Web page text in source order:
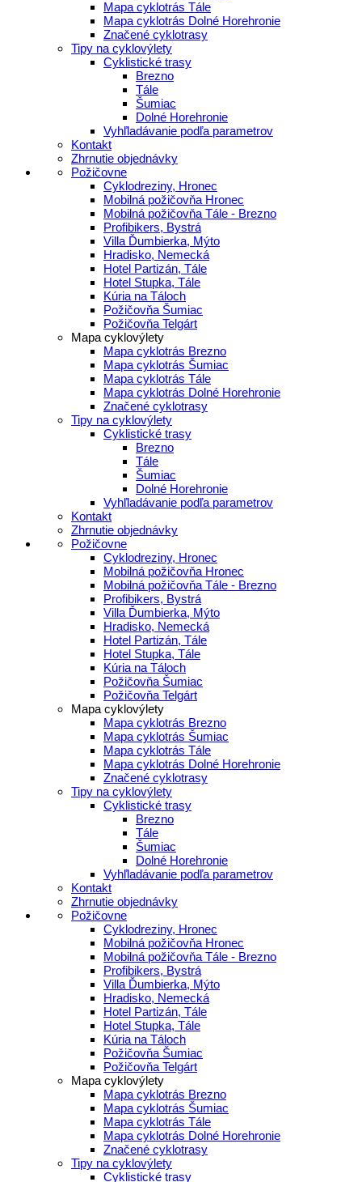
Mapa cyklotrás Tále
Mapa cyklotrás Dolné Horehronie
Značené cyklotrasy
Tipy na cyklovýlety
Cyklistické trasy
Brezno
Tále
Šumiac
Dolné Horehronie
Vyhľladávanie podľa parametrov
Kontakt
Zhrnutie objednávky
Požičovne
Cyklodreziny, Hronec
Mobilná požičovňa Hronec
Mobilná požičovňa Tále - Brezno
Profibikers, Bystrá
Villa Ďumbierka, Mýto
Hradisko, Nemecká
Hotel Partizán, Tále
Hotel Stupka, Tále
Kúria na Táloch
Požičovňa Šumiac
Požičovňa Telgárt
Mapa cyklovýlety
Mapa cyklotrás Brezno
Mapa cyklotrás Šumiac
Mapa cyklotrás Tále
Mapa cyklotrás Dolné Horehronie
Značené cyklotrasy
Tipy na cyklovýlety
Cyklistické trasy
Brezno
Tále
Šumiac
Dolné Horehronie
Vyhľladávanie podľa parametrov
Kontakt
Zhrnutie objednávky
Požičovne
Cyklodreziny, Hronec
Mobilná požičovňa Hronec
Mobilná požičovňa Tále - Brezno
Profibikers, Bystrá
Villa Ďumbierka, Mýto
Hradisko, Nemecká
Hotel Partizán, Tále
Hotel Stupka, Tále
Kúria na Táloch
Požičovňa Šumiac
Požičovňa Telgárt
Mapa cyklovýlety
Mapa cyklotrás Brezno
Mapa cyklotrás Šumiac
Mapa cyklotrás Tále
Mapa cyklotrás Dolné Horehronie
Značené cyklotrasy
Tipy na cyklovýlety
Cyklistické trasy
Brezno
Tále
Šumiac
Dolné Horehronie
Vyhľladávanie podľa parametrov
Kontakt
Zhrnutie objednávky
Požičovne
Cyklodreziny, Hronec
Mobilná požičovňa Hronec
Mobilná požičovňa Tále - Brezno
Profibikers, Bystrá
Villa Ďumbierka, Mýto
Hradisko, Nemecká
Hotel Partizán, Tále
Hotel Stupka, Tále
Kúria na Táloch
Požičovňa Šumiac
Požičovňa Telgárt
Mapa cyklovýlety
Mapa cyklotrás Brezno
Mapa cyklotrás Šumiac
Mapa cyklotrás Tále
Mapa cyklotrás Dolné Horehronie
Značené cyklotrasy
Tipy na cyklovýlety
Cyklistické trasy